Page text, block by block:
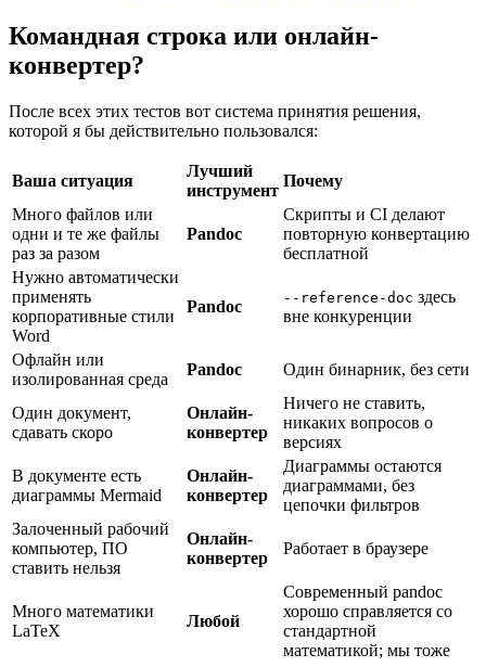
Командная строка или онлайн-
конвертер?
После всех этих тестов вот система принятия решения,
которой я бы действительно пользовался:
Ваша ситуация
Лучший
инструмент
Почему
Много файлов или
одни и те же файлы
раз за разом
Pandoc
Скрипты и CI делают
повторную конвертацию
бесплатной
Нужно автоматически
применять
корпоративные стили
Word
Pandoc --reference-doc здесь
вне конкуренции
Офлайн или
изолированная среда
Pandoc Один бинарник, без сети
Один документ,
сдавать скоро
Онлайн-
конвертер
Ничего не ставить,
никаких вопросов о
версиях
В документе есть
диаграммы Mermaid
Онлайн-
конвертер
Диаграммы остаются
диаграммами, без
цепочки фильтров
Залоченный рабочий
компьютер, ПО
ставить нельзя
Онлайн-
конвертер
Работает в браузере
Много математики
LaTeX
Любой
Современный pandoc
хорошо справляется со
стандартной
математикой; мы тоже